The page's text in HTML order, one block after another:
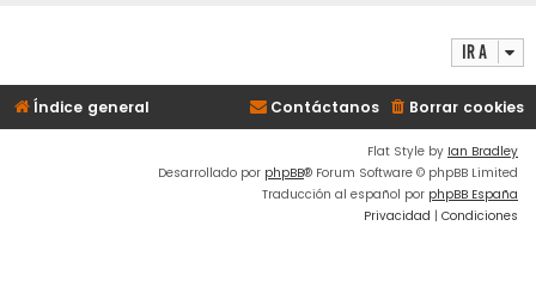
Ir a
Índice general Borrar cookies
Contáctanos
Flat Style by Ian Bradley
Desarrollado por phpBB® Forum Software © phpBB Limited
Traducción al español por phpBB España
Privacidad | Condiciones